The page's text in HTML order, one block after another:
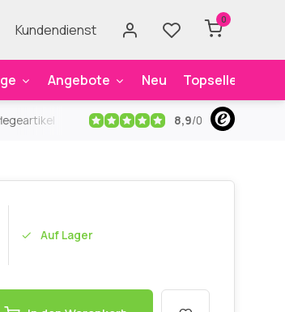
Kundendienst
0
Angebote Neu Topseller
Kostenloser Versandab 59€
8,9/0
Auf Lager